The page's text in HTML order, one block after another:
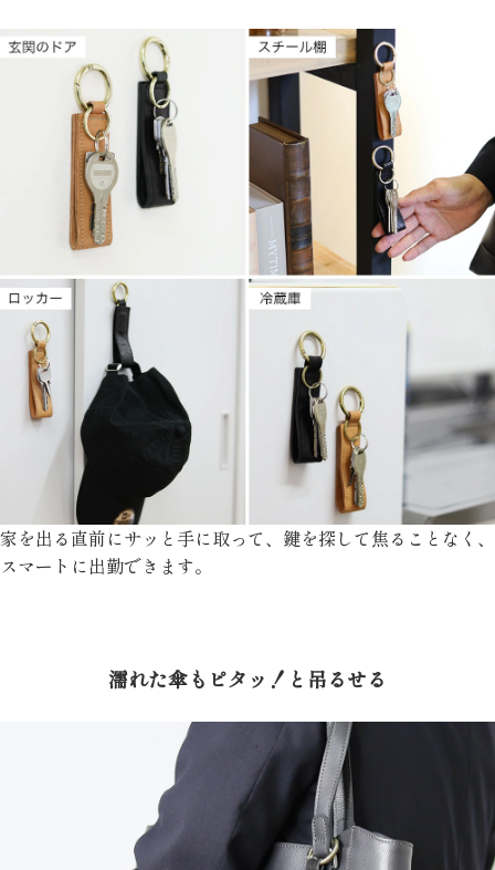
家を出る直前にサッと手に取って、鍵を探して焦ることなく、
スマートに出勤できます。
濡れた傘もピタッ！と吊るせる